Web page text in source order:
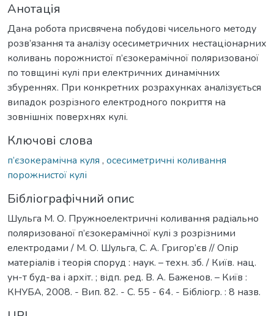
Анотація
Дана робота присвячена побудові чисельного методу
розв’язання та аналізу осесиметричних нестаціонарних
коливань порожнистої п’єзокерамічної поляризованої
по товщині кулі при електричних динамічних
збуреннях. При конкретних розрахунках аналізується
випадок розрізного електродного покриття на
зовнішніх поверхнях кулі.
Ключові слова
п’єзокерамічна куля , осесиметричні коливання
порожнистої кулі
Бібліографічний опис
Шульга М. О. Пружноелектричні коливання радіально
поляризованої п’єзокерамічної кулі з розрізними
електродами / М. О. Шульга, С. А. Григор’єв // Опір
матеріалів і теорія споруд : наук. – техн. зб. / Київ. нац.
ун-т буд-ва і архіт. ; відп. ред. В. А. Баженов. – Київ :
КНУБА, 2008. - Вип. 82. - С. 55 - 64. - Бібліогр. : 8 назв.